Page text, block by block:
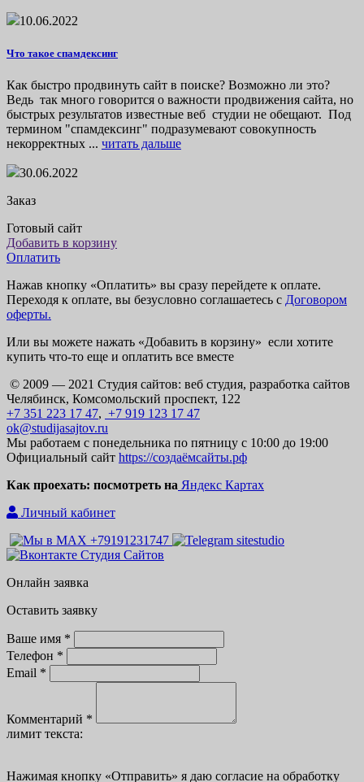
10.06.2022
Что такое спамдексинг
Как быстро продвинуть сайт в поиске? Возможно ли это?
Ведь так много говорится о важности продвижения сайта, но
быстрых результатов известные веб студии не обещают. Под
термином "спамдексинг" подразумевают совокупность
некорректных ... читать дальше
30.06.2022
Заказ
Готовый сайт
Добавить в корзину
Оплатить
Нажав кнопку «Оплатить» вы сразу перейдете к оплате.
Переходя к оплате, вы безусловно соглашаетесь с Договором
оферты.
Или вы можете нажать «Добавить в корзину» если хотите
купить что-то еще и оплатить все вместе
© 2009 — 2021 Студия сайтов: веб студия, разработка сайтов
Челябинск, Комсомольский проспект, 122
+7 351 223 17 47, +7 919 123 17 47
ok@studijasajtov.ru
Мы работаем с понедельника по пятницу с 10:00 до 19:00
Официальный сайт https://создаёмсайты.рф
Как проехать: посмотреть на Яндекс Картах
Личный кабинет
Онлайн заявка
Оставить заявку
Ваше имя *
Телефон *
Email *
Комментарий *
лимит текста:
Нажимая кнопку «Отправить» я даю согласие на обработку